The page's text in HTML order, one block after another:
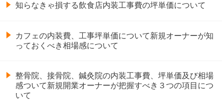
知らなきゃ損する飲食店内装工事費の坪単価について
カフェの内装費、工事坪単価について新規オーナーが知
っておくべき相場感について
整骨院、接骨院、鍼灸院の内装工事費、坪単価及び相場
感ついて新規開業オーナーが把握すべき３つの項目につ
いて